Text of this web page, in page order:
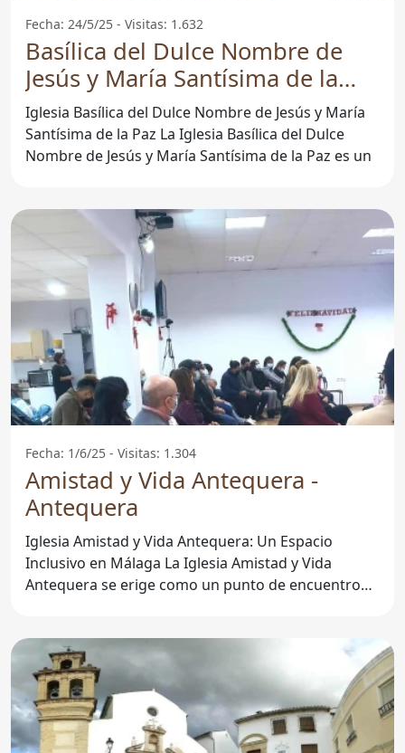
Fecha: 24/5/25 - Visitas: 1.632
Basílica del Dulce Nombre de
Jesús y María Santísima de la
Paz - Antequera
Iglesia Basílica del Dulce Nombre de Jesús y María
Santísima de la Paz La Iglesia Basílica del Dulce
Nombre de Jesús y María Santísima de la Paz es un
Fecha: 1/6/25 - Visitas: 1.304
Amistad y Vida Antequera -
Antequera
Iglesia Amistad y Vida Antequera: Un Espacio
Inclusivo en Málaga La Iglesia Amistad y Vida
Antequera se erige como un punto de encuentro